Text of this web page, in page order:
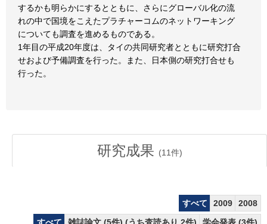
するかも明らかにするとともに、さらにグローバル化の流
れの中で国境をこえたプラチャーコムのネットワーキング
についても調査を進めるものである。
1年目の平成20年度は、タイの共同研究者とともに研究打合
せおよび予備調査を行った。また、日本側の研究打合せも
行った。
研究成果 (11件)
すべて 2009
2008